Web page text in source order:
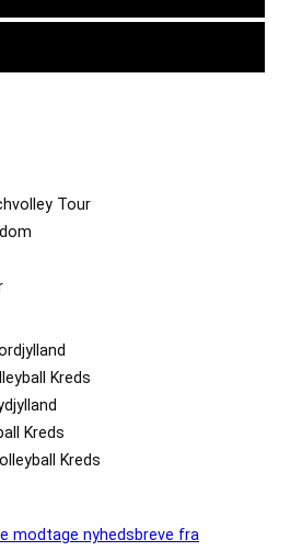
Tour
Kreds
Kreds
Kreds
modtage nyhedsbreve fra